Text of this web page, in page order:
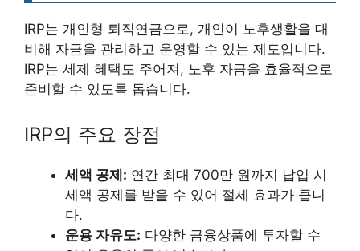
IRP는 개인형 퇴직연금으로, 개인이 노후생활을 대
비해 자금을 관리하고 운영할 수 있는 제도입니다.
IRP는 세제 혜택도 주어져, 노후 자금을 효율적으로
준비할 수 있도록 돕습니다.
IRP의 주요 장점
세액 공제: 연간 최대 700만 원까지 납입 시
세액 공제를 받을 수 있어 절세 효과가 큽니
다.
운용 자유도: 다양한 금융상품에 투자할 수